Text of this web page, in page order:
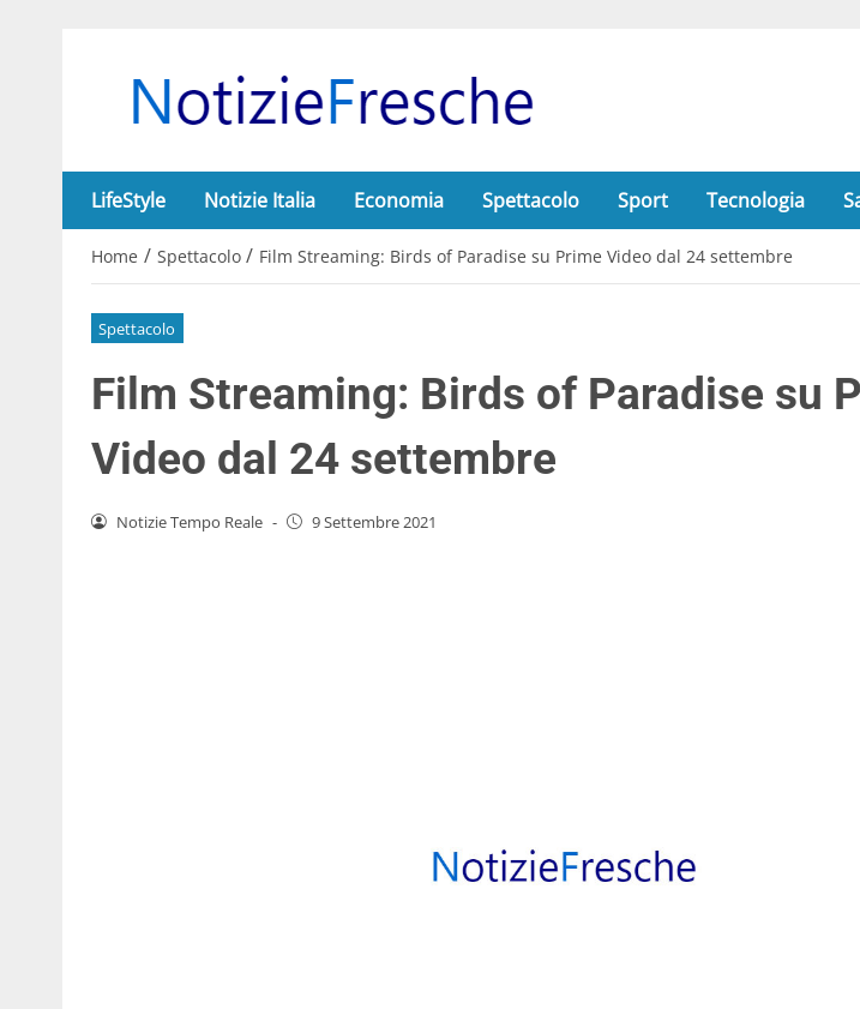
LifeStyle Notizie Italia Economia Spettacolo Sport Tecnologia
Home / Spettacolo / Film Streaming: Birds of Paradise su Prime Video dal 24 settembre
Spettacolo
Film Streaming: Birds of Paradise su
Video dal 24 settembre
Notizie Tempo Reale - 9 Settembre 2021